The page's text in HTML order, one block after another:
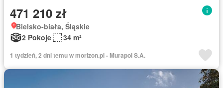
471 210 zł
Bielsko-biała, Śląskie
2 Pokoje
34 m²
1 tydzień, 2 dni temu w morizon.pl - Murapol S.A.